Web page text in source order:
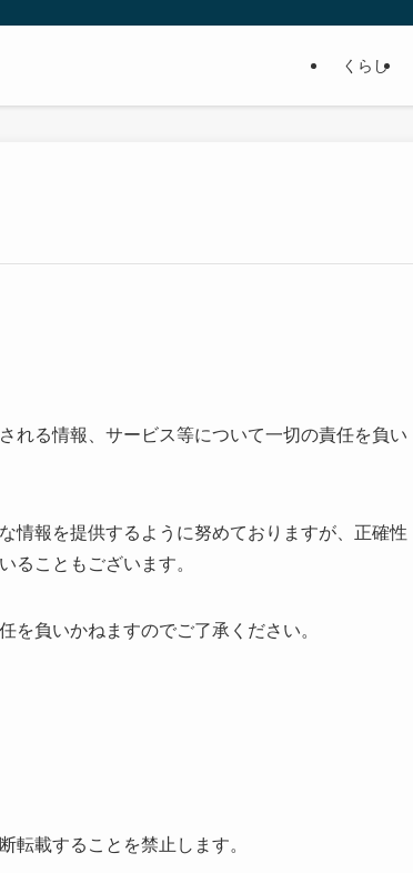
くらし
れる情報、サービス等について一切の責任を負い
情報を提供するように努めておりますが、正確性
ることもございます。
を負いかねますのでご了承ください。
転載することを禁止します。